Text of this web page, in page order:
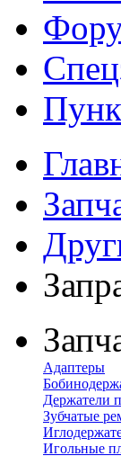
Адаптеры
Держатели
Зубчатые
Игольные